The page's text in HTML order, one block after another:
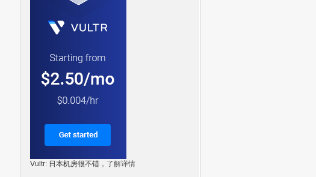
Vultr: 日本机房很不错， 了解详情